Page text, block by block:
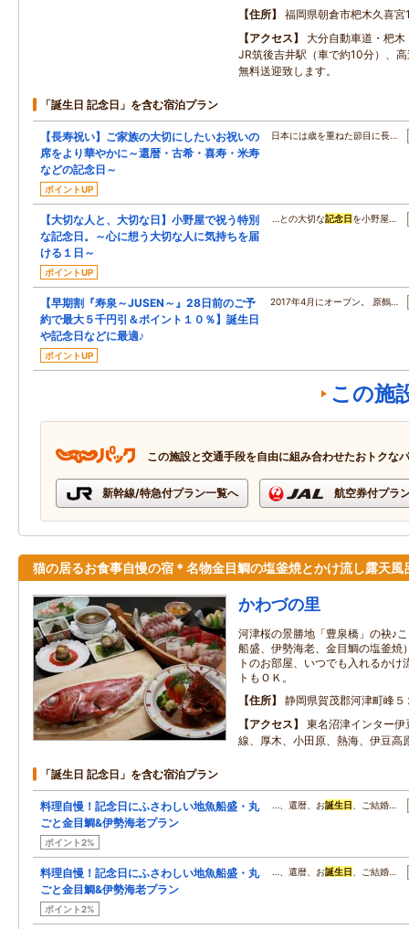
住所
福岡県朝倉市杷木久喜
アクセス
大分自動車道・杷
JR筑後吉井駅（車で約10分）、
無料送迎致します。
「誕生日 記念日」を含む宿泊プラン
【長寿祝い】ご家族の大切にしたいお祝いの
席をより華やかに～還暦・古希・喜寿・米寿
などの記念日～
ポイントUP
日本には歳を重ねた節目に長…
【大切な人と、大切な日】小野屋で祝う特別
な記念日。～心に想う大切な人に気持ちを届
ける１日～
ポイントUP
…との大切な記念日 を小野屋…
【早期割『寿泉～JUSEN～』28日前のご予
約で最大５千円引＆ポイント１０％】誕生日
や記念日などに最適♪
ポイントUP
2017年4月にオープン。 原鶴…
この施
この施設と交通手段を自由に組み合わせたおトクな
新幹線/特急付プラン一覧へ 航空券付プラ
猫の居るお食事自慢の宿＊名物金目鯛の塩釜焼とかけ流し露天風
かわづの里
河津桜の景勝地「豊泉橋」の袂♪
船盛、伊勢海老、金目鯛の塩釜焼
トのお部屋、いつでも入れるか
トもＯＫ。
住所
静岡県賀茂郡河津町峰５
アクセス
東名沼津インター
線、厚木、小田原、熱海、伊豆高
「誕生日 記念日」を含む宿泊プラン
料理自慢！記念日にふさわしい地魚船盛・丸
ごと金目鯛&伊勢海老プラン
ポイント2%
…、還暦、お誕生日 、ご結婚…
料理自慢！記念日にふさわしい地魚船盛・丸
ごと金目鯛&伊勢海老プラン
ポイント2%
…、還暦、お誕生日 、ご結婚…